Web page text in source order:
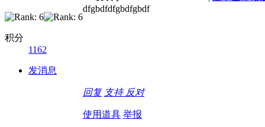
积分
1162
发消息
dfgbdfdfgbdfgbdf
回复 支持 反对
使用道具 举报